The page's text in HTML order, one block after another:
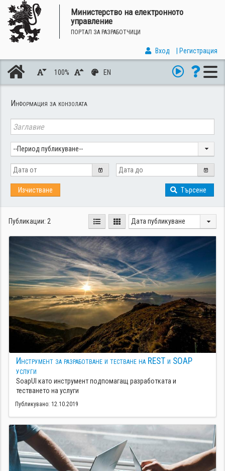
Министерство на електронното
управление
Портал за разработчици
Вход | Регистрация
100% EN
Информация за конзолата
--Период публикуване--
Изчистване Търсене
Публикации: 2 Дата публикуване
Инструмент за разработване и тестване на REST и SOAP
услуги
SoapUI като инструмент подпомагащ разработката и
тестването на услуги
Публикувано: 12.10.2019